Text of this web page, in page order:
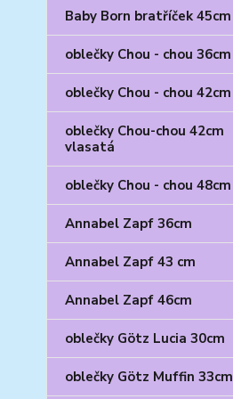
Baby Born bratříček 45cm
oblečky Chou - chou 36cm
oblečky Chou - chou 42cm
oblečky Chou-chou 42cm
vlasatá
oblečky Chou - chou 48cm
Annabel Zapf 36cm
Annabel Zapf 43 cm
Annabel Zapf 46cm
oblečky Götz Lucia 30cm
oblečky Götz Muffin 33cm